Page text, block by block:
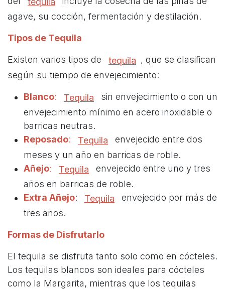
agave, su cocción, fermentación y destilación.
Tipos de Tequila
Existen varios tipos de tequila , que se clasifican
según su tiempo de envejecimiento:
Blanco: Tequila
sin envejecimiento o con un
envejecimiento mínimo en acero inoxidable o
barricas neutras.
Reposado: Tequila
envejecido entre dos
meses y un año en barricas de roble.
Añejo: Tequila
envejecido entre uno y tres
años en barricas de roble.
Extra Añejo: Tequila
envejecido por más de
tres años.
Formas de Disfrutarlo
El tequila se disfruta tanto solo como en cócteles.
Los tequilas blancos son ideales para cócteles
como la Margarita, mientras que los tequilas